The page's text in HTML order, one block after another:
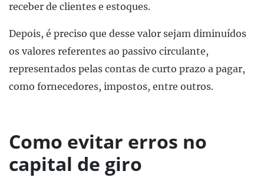
receber de clientes e estoques.
Depois, é preciso que desse valor sejam diminuídos
os valores referentes ao passivo circulante,
representados pelas contas de curto prazo a pagar,
como fornecedores, impostos, entre outros.
Como evitar erros no
capital de giro